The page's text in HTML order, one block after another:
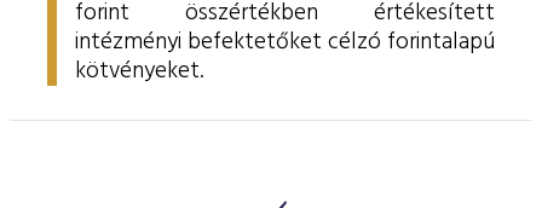
forint összértékben értékesített
intézményi befektetőket célzó forintalapú
kötvényeket.